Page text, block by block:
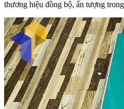
thương hiệu đồng bộ, ấn tượng